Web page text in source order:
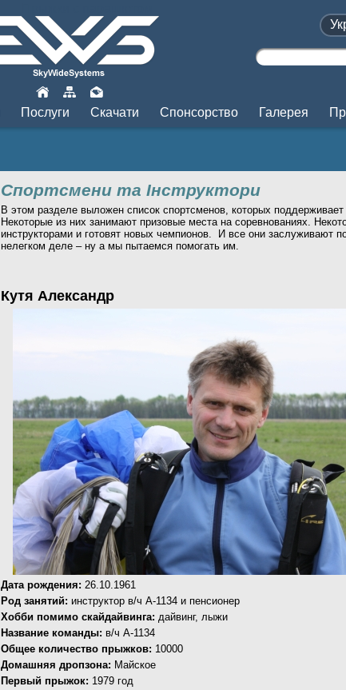
Послуги Скачати Спонсорство Галерея
Спортсмени та Інструктори
В этом разделе выложен список спортсменов, которых
Некоторые из них занимают призовые места на соревнованиях.
инструкторами и готовят новых чемпионов. И все они заслуживают
нелегком деле – ну а мы пытаемся помогать им.
Кутя Александр
Дата рождения: 26.10.1961
Род занятий: инструктор в/ч А-1134 и пенсионер
Хобби помимо скайдайвинга: дайвинг, лыжи
Название команды: в/ч А-1134
Общее количество прыжков: 10000
Домашняя дропзона: Майское
Первый прыжок: 1979 год